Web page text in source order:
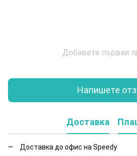
Добавете първия
Напишете
Доставка
Доставка до офис на Speedy